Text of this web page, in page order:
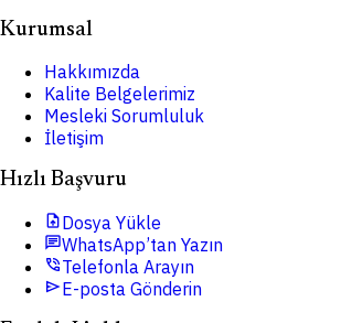
Kurumsal
Hakkımızda
Kalite Belgelerimiz
Mesleki Sorumluluk
İletişim
Hızlı Başvuru
upload_fileDosya Yükle
chatWhatsApp’tan Yazın
phone_in_talkTelefonla Arayın
sendE-posta Gönderin